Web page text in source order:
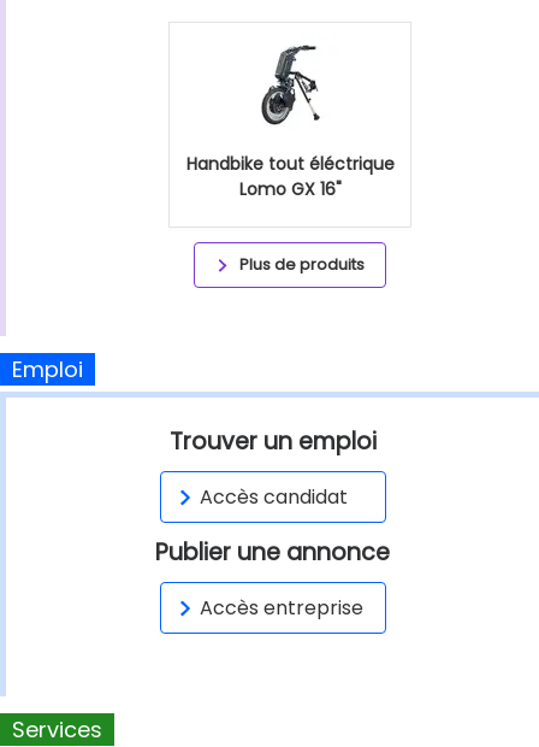
Handbike tout éléctrique
Lomo GX 16"
Plus de produits
Emploi
Trouver un emploi
Accès candidat
Publier une annonce
Accès entreprise
Services